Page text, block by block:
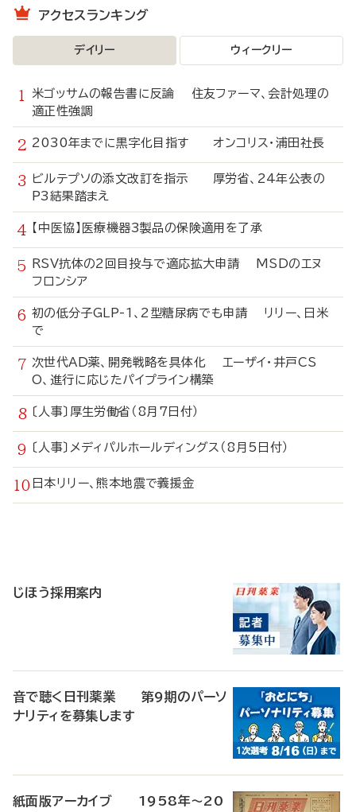
アクセスランキング
デイリー ウィークリー
米ゴッサムの報告書に反論 住友ファーマ、会計処理の
適正性強調
2030年までに黒字化目指す オンコリス・浦田社長
ビルテプソの添文改訂を指示 厚労省、24年公表の
P3結果踏まえ
【中医協】医療機器3製品の保険適用を了承
RSV抗体の2回目投与で適応拡大申請 MSDのエヌ
フロンシア
初の低分子GLP-1、2型糖尿病でも申請 リリー、日米
で
次世代AD薬、開発戦略を具体化 エーザイ・井戸CS
O、進行に応じたパイプライン構築
〔人事〕厚生労働省（8月7日付）
〔人事〕メディパルホールディングス（8月5日付）
日本リリー、熊本地震で義援金
じほう採用案内
音で聴く日刊薬業 第9期のパーソ
ナリティを募集します
紙面版アーカイブ 1958年～20